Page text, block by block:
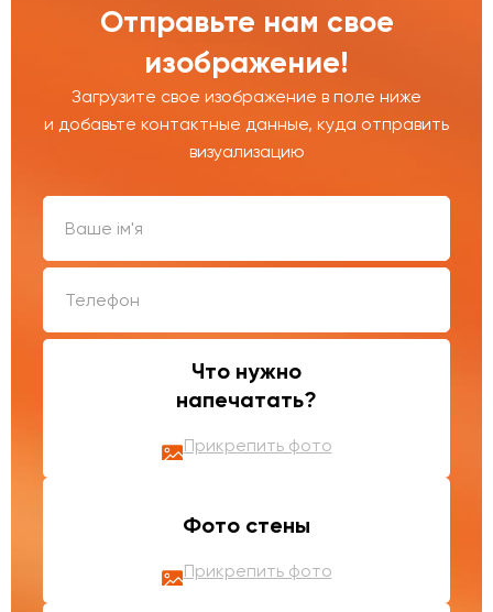
Отправьте нам свое
изображение!
Загрузите свое изображение в поле ниже
и добавьте контактные данные, куда отправить
визуализацию
Что нужно
напечатать?
Прикрепить фото
Фото стены
Прикрепить фото